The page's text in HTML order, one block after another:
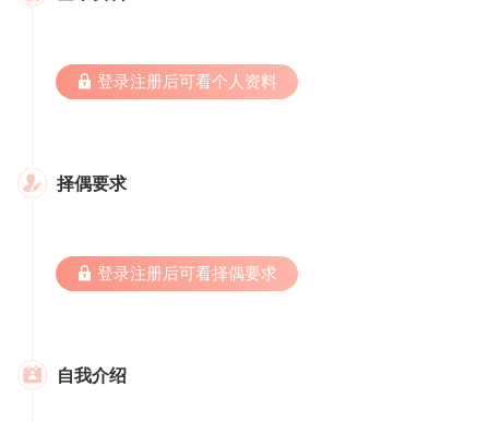
 登录注册后可看个人资料
 择偶要求
 登录注册后可看择偶要求
 自我介绍